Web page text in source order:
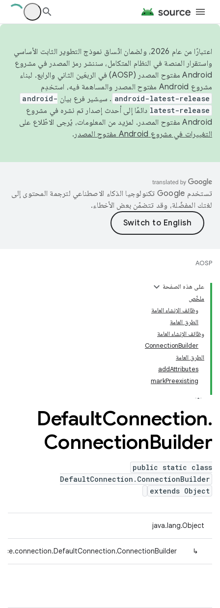
اعتبارًا من عام 2026، ولضمان اتّساق نموذج التطوير الثابت الأساسي
واستقرار المنصة في النظام المتكامل، سننشر رمز المصدر في مشروع
Android مفتوح المصدر (AOSP) في الربعَين الثاني والرابع. لبناء
مشروع Android مفتوح المصدر والمساهمة فيه، استخدِم
android-latest-release . سيشير فرع بيان android-
latest-release دائمًا إلى أحدث إصدار تم نشره في مشروع
Android مفتوح المصدر. لمزيد من المعلومات، يُرجى الاطّلاع على
التغييرات في مشروع Android مفتوح المصدر
.
تستخدم Google تكنولوجيا الذكاء الاصطناعي لترجمة المحتوى إلى
لغتك المفضّلة، وقد تتضمّن بعض الأخطاء.
AOSP
على هذه الصفحة
ملخّص
وظائف الإنشاء العامة
الطرق العامة
وظائف الإنشاء العامة
ConnectionBuilder
الطرق العامة
addAttributes
markPreexisting
DefaultConnection.
ConnectionBuilder
public static class
DefaultConnection.ConnectionBuilder
extends Object
java.lang.Object
↳